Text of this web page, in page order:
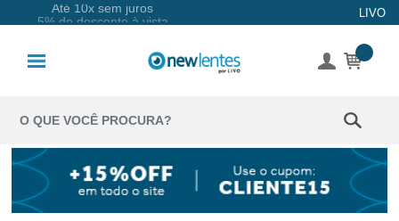
Até 10x sem juros LIVO
Coloridas
Solução